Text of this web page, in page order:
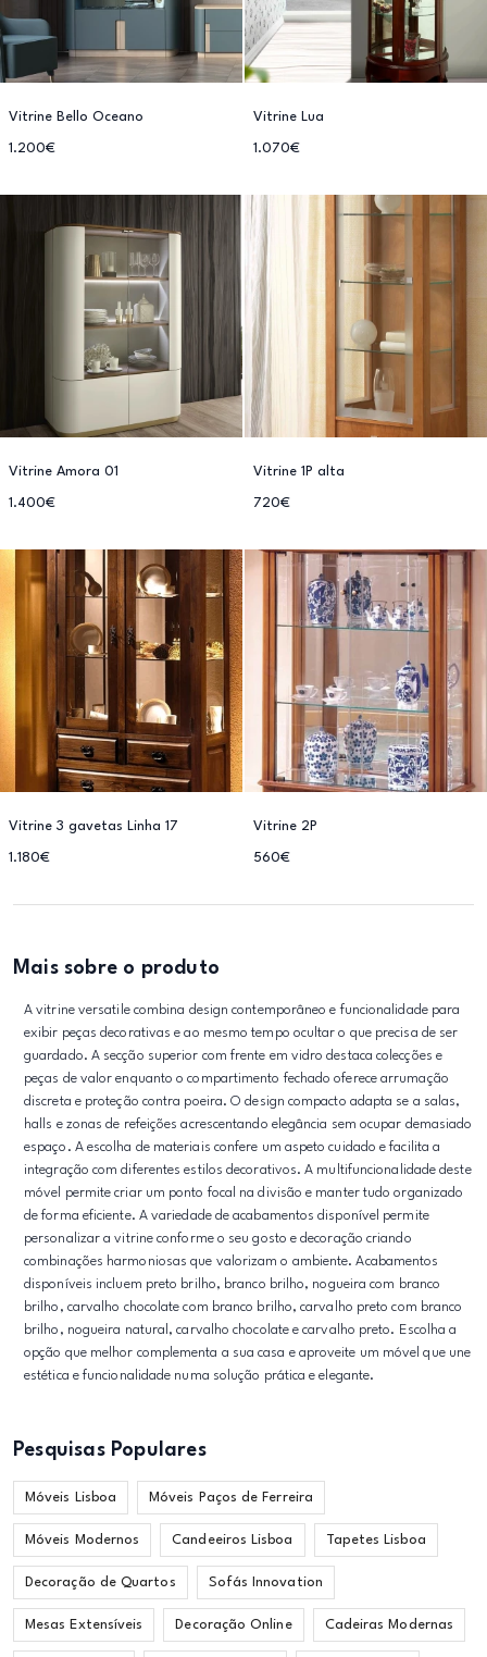
Vitrine Bello Oceano
1.200€
Vitrine Lua
1.070€
Vitrine Amora 01
1.400€
Vitrine 1P alta
720€
Vitrine 3 gavetas Linha 17
1.180€
Vitrine 2P
560€
Mais sobre o produto
A vitrine versatile combina design contemporâneo e funcionalidade para
exibir peças decorativas e ao mesmo tempo ocultar o que precisa de ser
guardado. A secção superior com frente em vidro destaca colecções e
peças de valor enquanto o compartimento fechado oferece arrumação
discreta e proteção contra poeira. O design compacto adapta se a salas,
halls e zonas de refeições acrescentando elegância sem ocupar demasiado
espaço. A escolha de materiais confere um aspeto cuidado e facilita a
integração com diferentes estilos decorativos. A multifuncionalidade deste
móvel permite criar um ponto focal na divisão e manter tudo organizado
de forma eficiente. A variedade de acabamentos disponível permite
personalizar a vitrine conforme o seu gosto e decoração criando
combinações harmoniosas que valorizam o ambiente. Acabamentos
disponíveis incluem preto brilho, branco brilho, nogueira com branco
brilho, carvalho chocolate com branco brilho, carvalho preto com branco
brilho, nogueira natural, carvalho chocolate e carvalho preto. Escolha a
opção que melhor complementa a sua casa e aproveite um móvel que une
estética e funcionalidade numa solução prática e elegante.
Pesquisas Populares
Móveis Lisboa Móveis Paços de Ferreira
Móveis Modernos Candeeiros Lisboa Tapetes Lisboa
Decoração de Quartos Sofás Innovation
Mesas Extensíveis Decoração Online Cadeiras Modernas